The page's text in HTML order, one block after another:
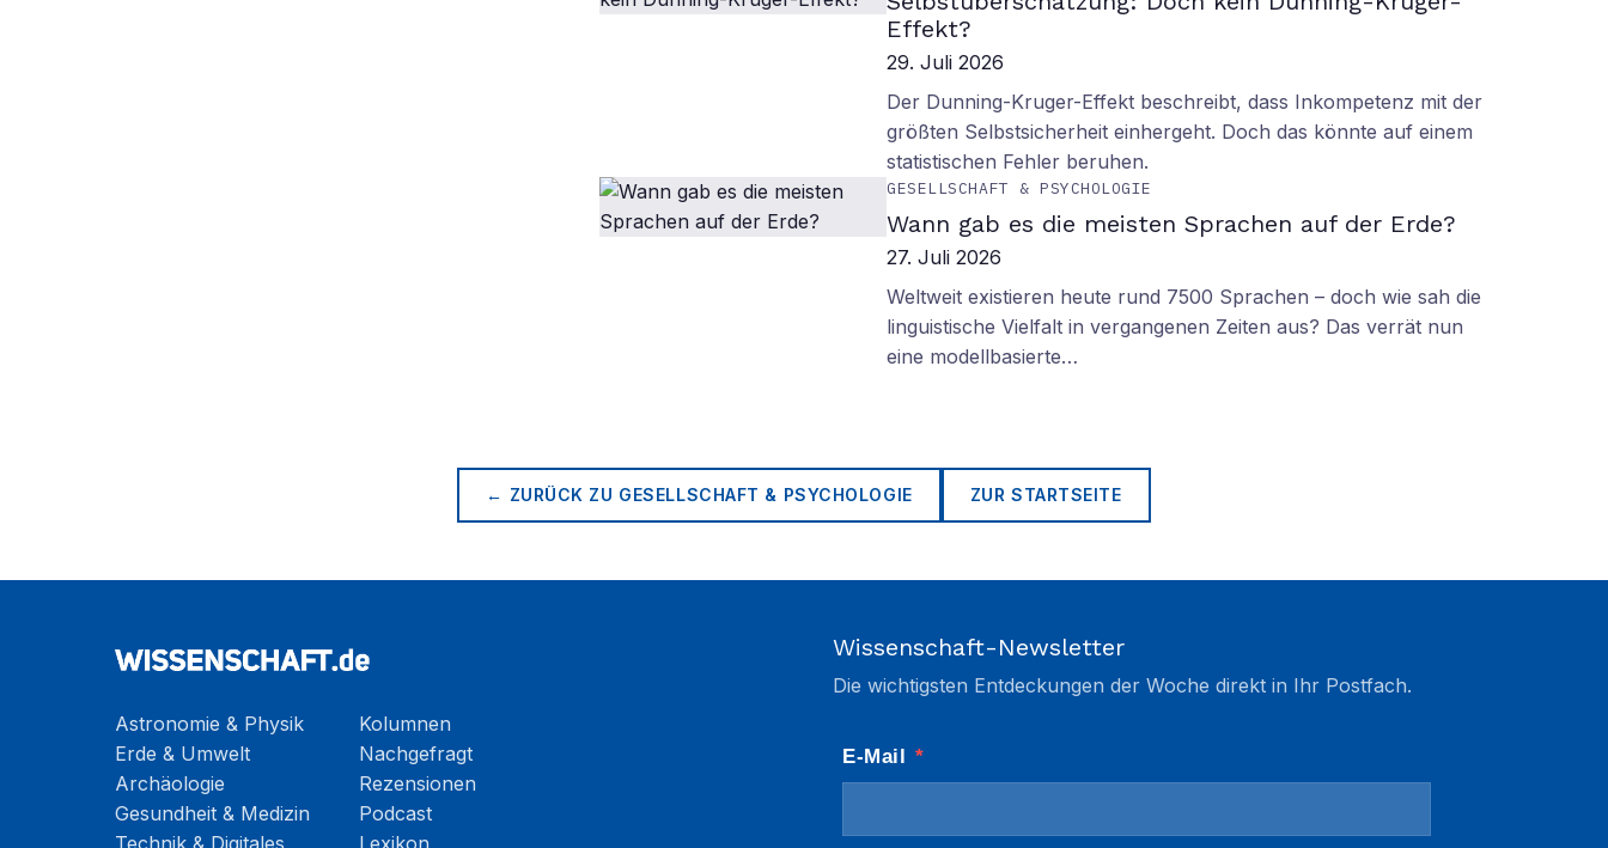
Effekt?
29. Juli 2026
Der Dunning-Kruger-Effekt beschreibt, dass Inkompetenz mit der
größten Selbstsicherheit einhergeht. Doch das könnte auf einem
statistischen Fehler beruhen.
GESELLSCHAFT & PSYCHOLOGIE
Wann gab es die meisten Sprachen auf der Erde?
27. Juli 2026
Weltweit existieren heute rund 7500 Sprachen – doch wie sah die
linguistische Vielfalt in vergangenen Zeiten aus? Das verrät nun
eine modellbasierte…
← ZURÜCK ZU GESELLSCHAFT & PSYCHOLOGIE ZUR STARTSEITE
Astronomie & Physik
Erde & Umwelt
Archäologie
Gesundheit & Medizin
Technik & Digitales
Kolumnen
Nachgefragt
Rezensionen
Podcast
Lexikon
Wissenschaft-Newsletter
Die wichtigsten Entdeckungen der Woche direkt in Ihr Postfach.